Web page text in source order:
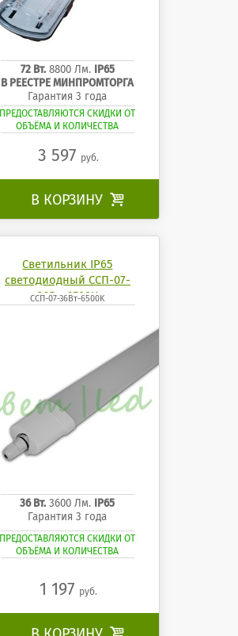
72 Вт.8800 Лм.
IP65
В РЕЕСТРЕ МИНПРОМТОРГА
Гарантия 3 года
ПРЕДОСТАВЛЯЮТСЯ СКИДКИ ОТ
ОБЪЁМА И КОЛИЧЕСТВА
3 597 руб.
В КОРЗИНУ 
Светильник IP65
светодиодный ССП-07-
36Вт-6500K
ССП-07-36Вт-6500K
36 Вт. 3600 Лм.
IP65
Гарантия 3 года
ПРЕДОСТАВЛЯЮТСЯ СКИДКИ ОТ
ОБЪЁМА И КОЛИЧЕСТВА
1 197 руб.
